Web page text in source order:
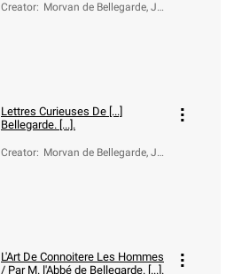
Creator: Morvan de Bellegarde, Je
Lettres Curieuses De [...]
Bellegarde. [...].
Creator: Morvan de Bellegarde, Je
L'Art De Connoitere Les Hommes
/ Par M. l'Abbé de Bellegarde. [...].